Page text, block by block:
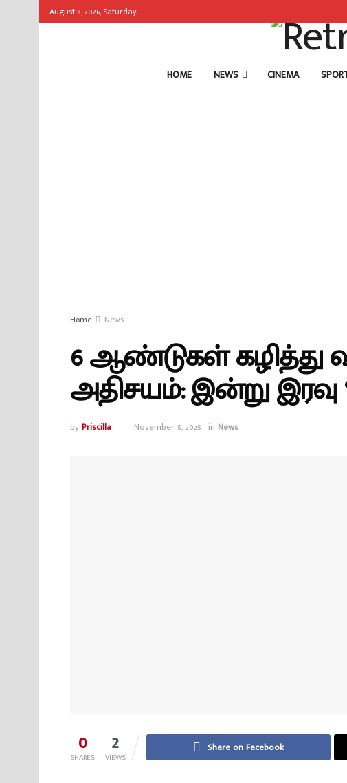
August 8, 2026, Saturday
HOME NEWS CINEMA
Home News
6 ஆண்டுகள்
அதிசயம்: இன்று இரவு
byPriscilla November 5, 2025 in News
0
SHARES 2
VIEWS
Share on Facebook